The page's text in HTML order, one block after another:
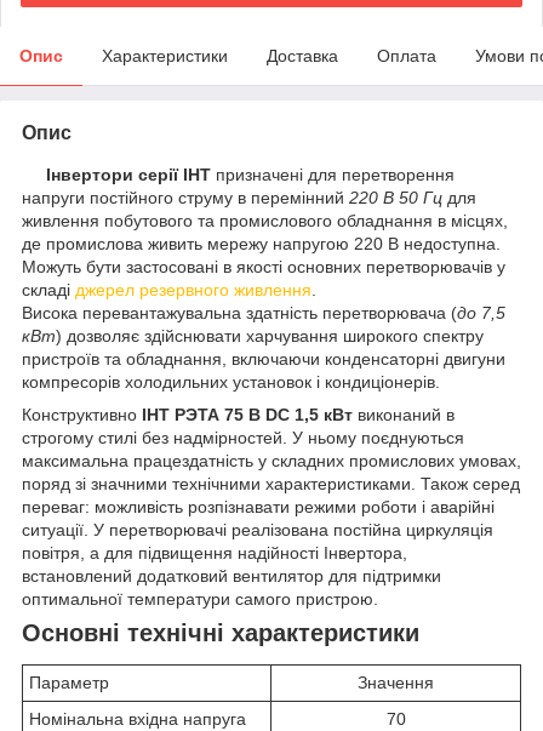
Опис Характеристики Доставка Оплата Умови
Опис
Інвертори серії ІНТ призначені для перетворення
напруги постійного струму в перемінний 220 В 50 Гц для
живлення побутового та промислового обладнання в місцях,
де промислова живить мережу напругою 220 В недоступна.
Можуть бути застосовані в якості основних перетворювачів у
складі джерел резервного живлення
Висока перевантажувальна здатність перетворювача (до 7,5
кВт) дозволяє здійснювати харчування широкого спектру
пристроїв та обладнання, включаючи конденсаторні двигуни
компресорів холодильних установок і кондиціонерів.
Конструктивно ІНТ РЭТА 75 B DC 1,5 кВт виконаний в
строгому стилі без надмірностей. У ньому поєднуються
максимальна працездатність у складних промислових умовах,
поряд зі значними технічними характеристиками. Також серед
переваг: можливість розпізнавати режими роботи і аварійні
ситуації. У перетворювачі реалізована постійна циркуляція
повітря, а для підвищення надійності Інвертора,
встановлений додатковий вентилятор для підтримки
оптимальної температури самого пристрою.
Основні технічні характеристики
Параметр
Значення
Номінальна вхідна напруга
70